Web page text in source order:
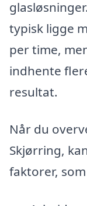
typisk ligge
per time,
indhente
resultat.
Når du
Skjørring,
faktorer,